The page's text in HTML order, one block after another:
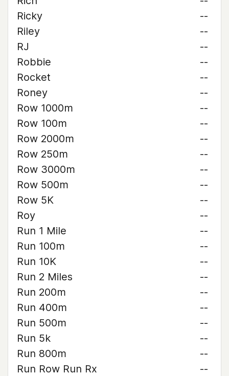
Ricky
--
Riley
--
RJ
--
Robbie
--
Rocket
--
Roney
--
Row 1000m
--
Row 100m
--
Row 2000m
--
Row 250m
--
Row 3000m
--
Row 500m
--
Row 5K
--
Roy
--
Run 1 Mile
--
Run 100m
--
Run 10K
--
Run 2 Miles
--
Run 200m
--
Run 400m
--
Run 500m
--
Run 5k
--
Run 800m
--
Run Row Run Rx
--